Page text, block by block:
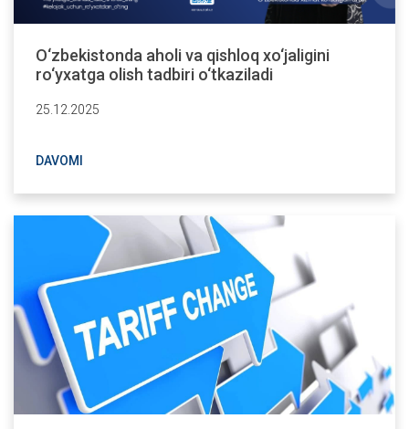
O‘zbekistonda aholi va qishloq xo‘jaligini
ro‘yxatga olish tadbiri o‘tkaziladi
25.12.2025
DAVOMI